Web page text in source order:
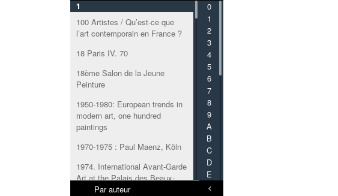
0
1
2
3
4
5
6
7
8
9
A
B
C
D
E
F
1
100 Artistes / Qu’est-ce que
l’art contemporain en France ?
18 Paris IV. 70
18ème Salon de la Jeune
Peinture
1950-1980: European trends in
modern art, one hundred
paintings
1970-1975 : Paul Maenz, Köln
1974. International Avant-Garde
Art at the Palais des Beaux-
Par auteur